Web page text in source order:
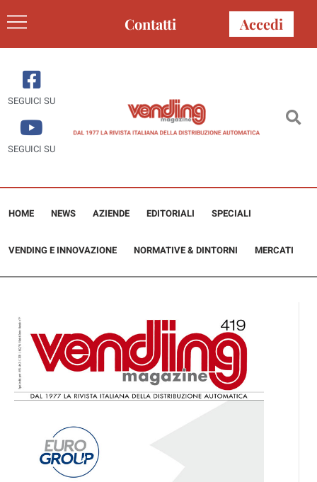
Contatti Accedi
SEGUICI SU
SEGUICI SU
HOME NEWS AZIENDE EDITORIALI SPECIALI
VENDING E INNOVAZIONE NORMATIVE & DINTORNI MERCATI